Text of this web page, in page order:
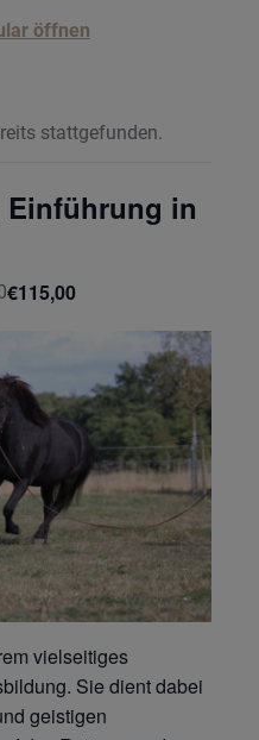
öffnen
stattgefunden.
Einführung in
€115,00
vielseitiges
Sie dient dabei
geistigen